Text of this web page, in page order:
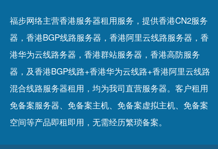
福步网络主营香港服务器租用服务，提供香港CN2服务
器，香港BGP线路服务器，香港阿里云线路服务器，香
港华为云线路务器，香港群站服务器，香港高防服务
器，及香港BGP线路+香港华为云线路+香港阿里云线路
混合线路服务器租用，均为我司直营服务器。客户租用
免备案服务器、 免备案主机、 免备案虚拟主机、 免备案
空间等产品即租即用，无需经历繁琐备案。